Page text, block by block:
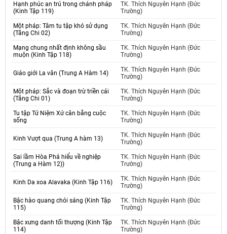
Hạnh phúc an trú trong chánh pháp
(Kinh Tập 119)
TK. Thích Nguyên Hạnh (Đức
Trường)
Một pháp: Tâm tu tập khó sử dụng
(Tăng Chi 02)
TK. Thích Nguyên Hạnh (Đức
Trường)
Mạng chung nhất định không sầu
muộn (Kinh Tập 118)
TK. Thích Nguyên Hạnh (Đức
Trường)
Giáo giới La vân (Trung A Hàm 14)
TK. Thích Nguyên Hạnh (Đức
Trường)
Một pháp: Sắc và đoạn trừ triền cái
(Tăng Chi 01)
TK. Thích Nguyên Hạnh (Đức
Trường)
Tu tập Tứ Niệm Xứ cân bằng cuộc
sống
TK. Thích Nguyên Hạnh (Đức
Trường)
Kinh Vượt qua (Trung A hàm 13)
TK. Thích Nguyên Hạnh (Đức
Trường)
Sai lầm Hòa Phá hiểu về nghiệp
(Trung a Hàm 12))
TK. Thích Nguyên Hạnh (Đức
Trường)
Kinh Da xoa Alavaka (Kinh Tập 116)
TK. Thích Nguyên Hạnh (Đức
Trường)
Bậc hào quang chói sáng (Kinh Tập
115)
TK. Thích Nguyên Hạnh (Đức
Trường)
Bậc xưng danh tối thượng (Kinh Tập
114)
TK. Thích Nguyên Hạnh (Đức
Trường)